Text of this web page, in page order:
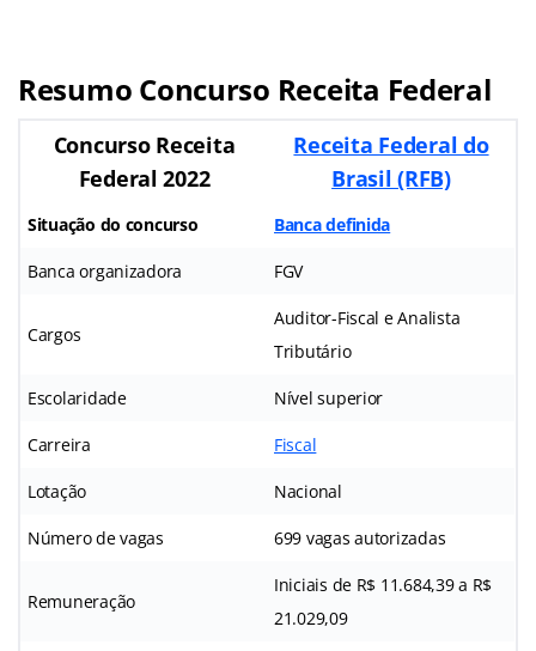
Resumo Concurso Receita Federal
Concurso Receita
Federal 2022
Receita Federal do
Brasil (RFB)
Situação do concurso Banca definida
Banca organizadora FGV
Cargos
Auditor-Fiscal e Analista
Tributário
Escolaridade Nível superior
Carreira Fiscal
Lotação Nacional
Número de vagas 699 vagas autorizadas
Remuneração
Iniciais de R$ 11.684,39 a R$
21.029,09